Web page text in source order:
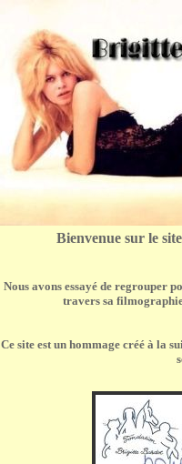
Bienvenue sur le
Nous avons essayé de regrouper
travers sa
Ce site est un hommage créé à la